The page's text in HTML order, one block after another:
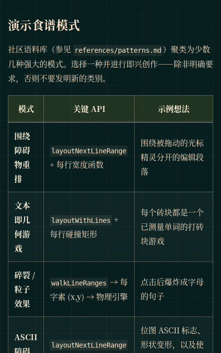
演示食谱模式
社区语料库（参见 references/patterns.md ）聚类为少数
几种强大的模式。选择一种并进行即兴创作——除非明确要
求，否则不要发明新的类别。
模式 关键 API 示例想法
围绕
障碍
物重
排
layoutNextLineRange
+ 每行宽度函数
围绕被拖动的光标
精灵分开的编辑段
落
文本
即几
何游
戏
layoutWithLines +
每行碰撞矩形
每个砖块都是一个
已测量单词的打砖
块游戏
碎裂 /
粒子
效果
walkLineRanges → 每
字素 (x,y) → 物理引擎
点击后爆炸成字母
的句子
ASCII
layoutNextLineRange
位图 ASCII 标志、
形状变形，以及使